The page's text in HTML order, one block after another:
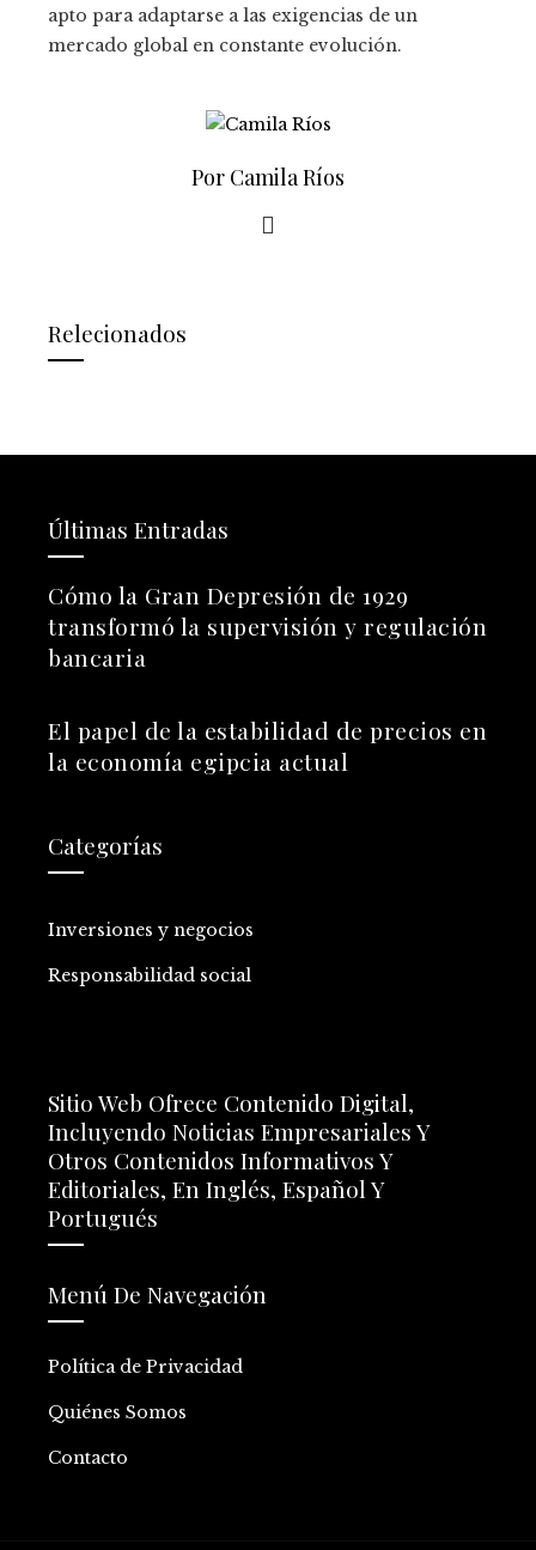
apto para adaptarse a las exigencias de un
mercado global en constante evolución.
Por Camila Ríos
Relecionados
Últimas Entradas
Cómo la Gran Depresión de 1929
transformó la supervisión y regulación
bancaria
El papel de la estabilidad de precios en
la economía egipcia actual
Categorías
Inversiones y negocios
Responsabilidad social
Sitio Web Ofrece Contenido Digital,
Incluyendo Noticias Empresariales Y
Otros Contenidos Informativos Y
Editoriales, En Inglés, Español Y
Portugués
Menú De Navegación
Política de Privacidad
Quiénes Somos
Contacto